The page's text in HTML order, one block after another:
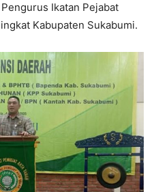
Ikatan Pejabat
Kabupaten Sukabumi.